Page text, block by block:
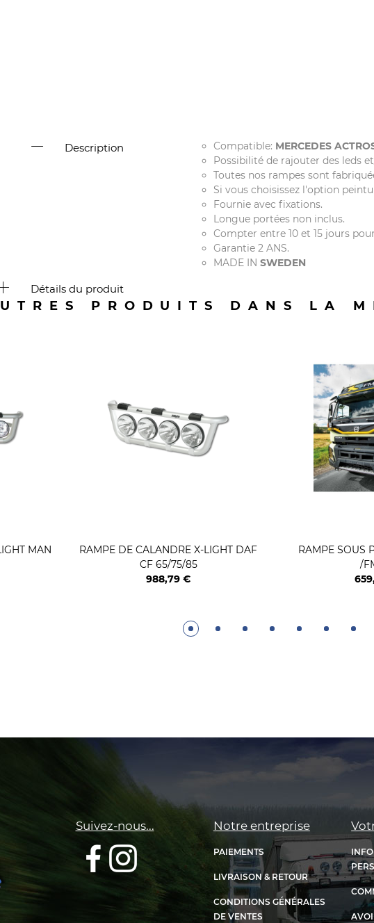
Description Compatible: MERCEDES
Possibilité de rajouter des leds
Toutes nos rampes sont
Si vous choisissez l'option
Fournie avec fixations.
Longue portées non inclus.
Compter entre 10 et 15 jours
Garantie 2 ANS.
MADE IN SWEDEN
Détails du produit
PRODUITS DANS LA
MAN
RAMPE DE CALANDRE X-LIGHT DAF
CF 65/75/85
Prix
988,79 €
RAMPE SOUS
/
Prix
Suivez-nous... Notre entreprise
PAIEMENTS
LIVRAISON & RETOUR
CONDITIONS GÉNÉRALES
DE VENTES